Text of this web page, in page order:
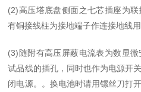
(2)高压塔底盘侧面之七芯插座为
有铜接线柱为接地端子作连接地线用
(3)随附有高压屏蔽电流表为数显
试品线的插孔，同时也作为电源开
闭电源。。换电池时请用镙丝刀打